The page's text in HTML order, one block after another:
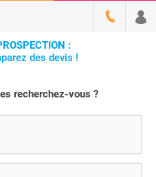
:
des devis !
recherchez-vous ?